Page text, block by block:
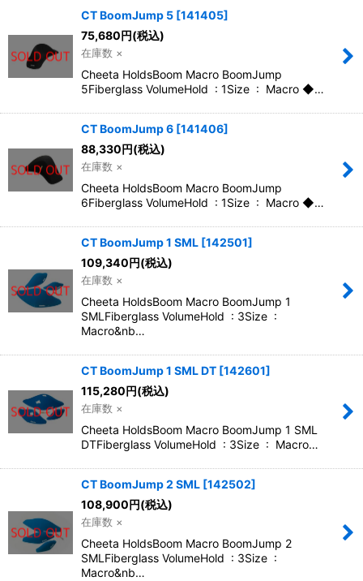
CT BoomJump 5 [141405]
75,680円(税込)
在庫数 ×
Cheeta HoldsBoom Macro BoomJump
5Fiberglass VolumeHold : 1Size : Macro ◆…
CT BoomJump 6 [141406]
88,330円(税込)
在庫数 ×
Cheeta HoldsBoom Macro BoomJump
6Fiberglass VolumeHold : 1Size : Macro ◆…
CT BoomJump 1 SML [142501]
109,340円(税込)
在庫数 ×
Cheeta HoldsBoom Macro BoomJump 1
SMLFiberglass VolumeHold : 3Size :
Macro&nb…
CT BoomJump 1 SML DT [142601]
115,280円(税込)
在庫数 ×
Cheeta HoldsBoom Macro BoomJump 1 SML
DTFiberglass VolumeHold : 3Size : Macro…
CT BoomJump 2 SML [142502]
108,900円(税込)
在庫数 ×
Cheeta HoldsBoom Macro BoomJump 2
SMLFiberglass VolumeHold : 3Size :
Macro&nb…